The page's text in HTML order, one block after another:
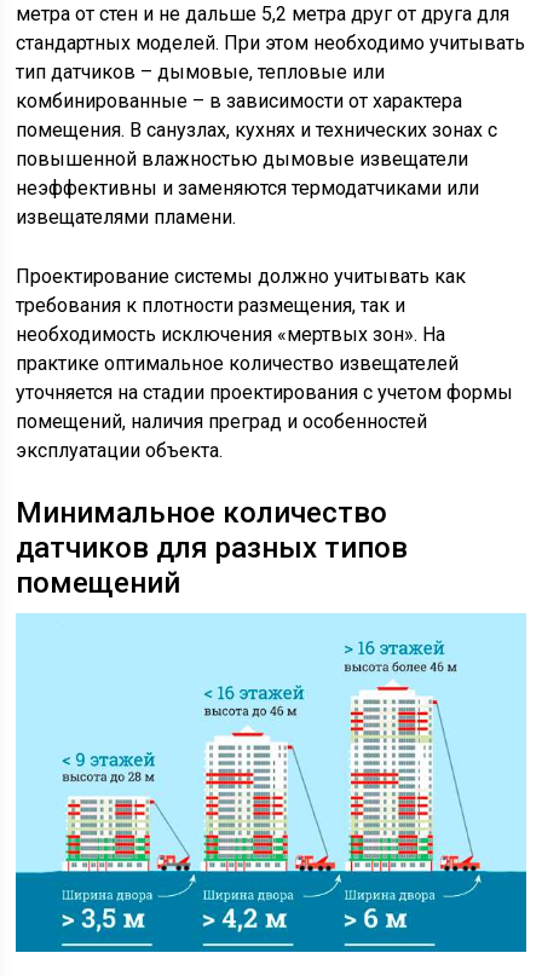
метра от стен и не дальше 5,2 метра друг от друга для
стандартных моделей. При этом необходимо учитывать
тип датчиков – дымовые, тепловые или
комбинированные – в зависимости от характера
помещения. В санузлах, кухнях и технических зонах с
повышенной влажностью дымовые извещатели
неэффективны и заменяются термодатчиками или
извещателями пламени.
Проектирование системы должно учитывать как
требования к плотности размещения, так и
необходимость исключения «мертвых зон». На
практике оптимальное количество извещателей
уточняется на стадии проектирования с учетом формы
помещений, наличия преград и особенностей
эксплуатации объекта.
Минимальное количество
датчиков для разных типов
помещений